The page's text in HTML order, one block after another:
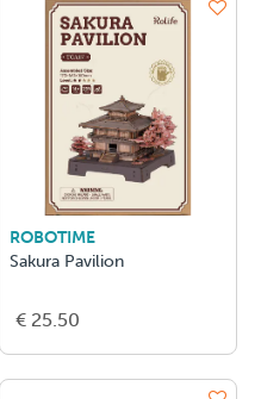
ROBOTIME
Sakura Pavilion
€ 25.50